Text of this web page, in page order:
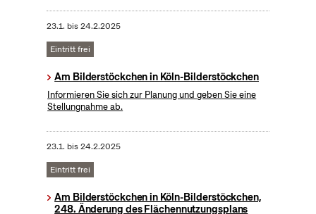
23.1. bis24.2.2025
Eintritt frei
Am Bilderstöckchen in Köln-Bilderstöckchen
Informieren Sie sich zur Planung und geben Sie eine
Stellungnahme ab.
23.1. bis24.2.2025
Eintritt frei
Am Bilderstöckchen in Köln-Bilderstöckchen,
248. Änderung des Flächennutzungsplans